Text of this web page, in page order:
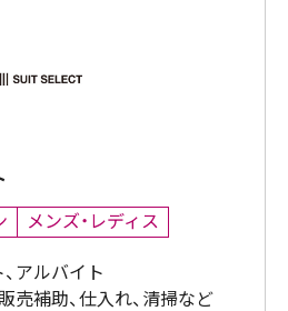
メンズ・レディス
アルバイト
売補助、仕入れ、清掃など